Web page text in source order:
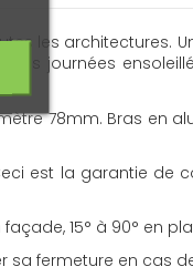
les architectures.
journées
78mm. Bras en
est la garantie de
15° à 90° en
fermeture en cas